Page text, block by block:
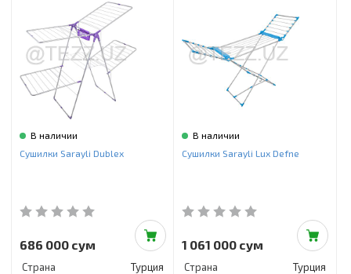
В наличии
Сушилки Sarayli Dublex
686 000 сум
Страна Турция
В наличии
Сушилки Sarayli Lux Defne
1 061 000 сум
Страна Турция